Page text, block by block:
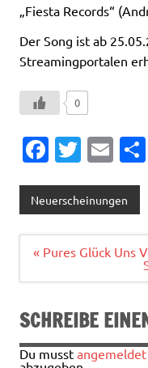
„Fiesta Records“
Der Song ist ab
Streamingportalen
0
Fa
e
b
o
o
k
T
it
te
r
E
ai
l
Neuerscheinungen
Beitragsnavigation
« Pures Glück Uns
SCHREIBE
Du musst angemeldet